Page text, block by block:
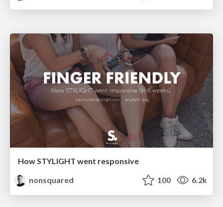
How STYLIGHT went responsive
nonsquared
100 6.2k